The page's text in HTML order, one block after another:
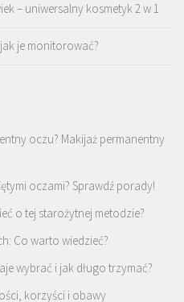
– uniwersalny kosmetyk 2 w 1
je monitorować?
oczu? Makijaż permanentny
oczami? Sprawdź porady!
o tej starożytnej metodzie?
Co warto wiedzieć?
wybrać i jak długo trzymać?
korzyści i obawy